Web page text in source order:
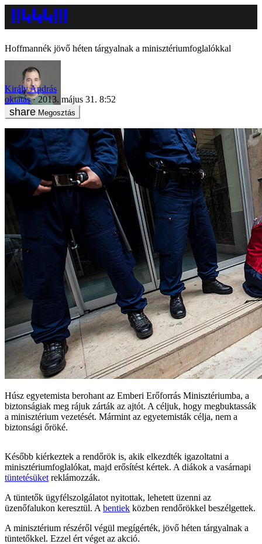
Hoffmannék jövő héten tárgyalnak a minisztériumfoglalókkal
Király András
oktatás
2013. május 31. 8:52
Megosztás
Húsz egyetemista berohant az Emberi Erőforrás Minisztériumba, a
biztonságiak meg rájuk zárták az ajtót. A céljuk, hogy megbuktassák
a minisztérium vezetését. Mármint az egyetemisták célja, nem a
biztonsági őröké.
Később kiérkeztek a rendőrök is, akik elkezdték igazoltatni a
minisztériumfoglalókat, majd erősítést kértek. A diákok a vasárnapi
tüntetésüket reklámozzák.
A tüntetők ügyfélszolgálatot nyitottak, lehetett üzenni az
üzenőfalukon keresztül. A bentiek közben rendőrökkel beszélgettek.
A minisztérium részéről végül megígérték, jövő héten tárgyalnak a
tüntetőkkel. Ezzel ért véget az akció.